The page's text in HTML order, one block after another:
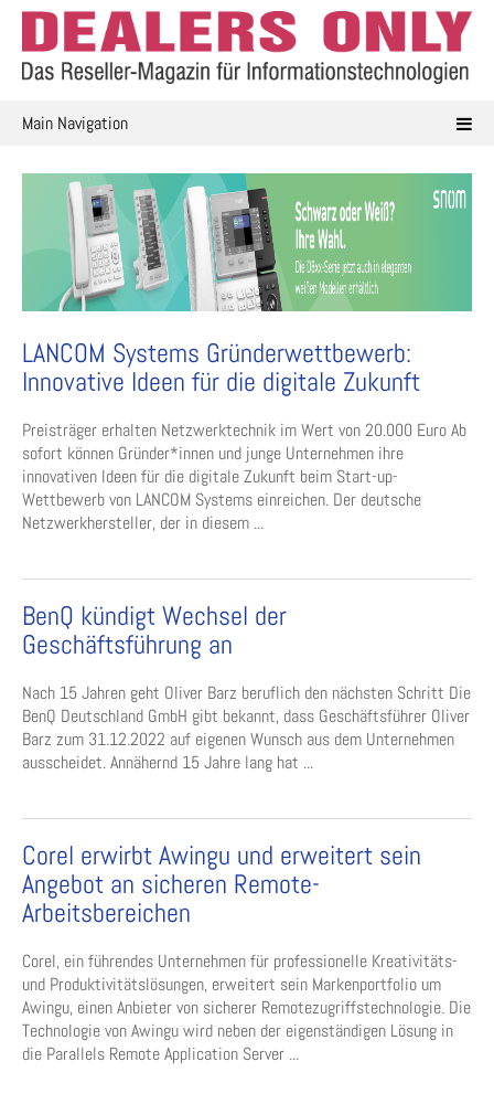
Skip
content
Main Navigation
LANCOM Systems Gründerwettbewerb:
Innovative Ideen für die digitale Zukunft
Preisträger erhalten Netzwerktechnik im Wert von 20.000 Euro Ab
sofort können Gründer*innen und junge Unternehmen ihre
innovativen Ideen für die digitale Zukunft beim Start-up-
Wettbewerb von LANCOM Systems einreichen. Der deutsche
Netzwerkhersteller, der in diesem ...
BenQ kündigt Wechsel der
Geschäftsführung an
Nach 15 Jahren geht Oliver Barz beruflich den nächsten Schritt Die
BenQ Deutschland GmbH gibt bekannt, dass Geschäftsführer Oliver
Barz zum 31.12.2022 auf eigenen Wunsch aus dem Unternehmen
ausscheidet. Annähernd 15 Jahre lang hat ...
Corel erwirbt Awingu und erweitert sein
Angebot an sicheren Remote-
Arbeitsbereichen
Corel, ein führendes Unternehmen für professionelle Kreativitäts-
und Produktivitätslösungen, erweitert sein Markenportfolio um
Awingu, einen Anbieter von sicherer Remotezugriffstechnologie. Die
Technologie von Awingu wird neben der eigenständigen Lösung in
die Parallels Remote Application Server ...